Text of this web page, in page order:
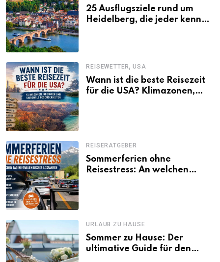
25 Ausflugsziele rund um
Heidelberg, die jeder kennen
REISEWETTER,USA
Wann ist die beste Reisezeit
für die USA? Klimazonen,
REISERATGEBER
Sommerferien ohne
Reisestress: An welchen
URLAUB ZU HAUSE
Sommer zu Hause: Der
ultimative Guide für den